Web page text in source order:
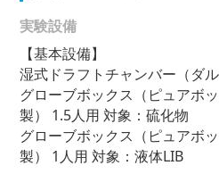
実験設備
【基本設備】
湿式ドラフトチャンバー（ダル
グローブボックス（ピュアボ
製） 1.5人用 対象：硫化物
グローブボックス（ピュアボ
製） 1人用 対象：液体LIB